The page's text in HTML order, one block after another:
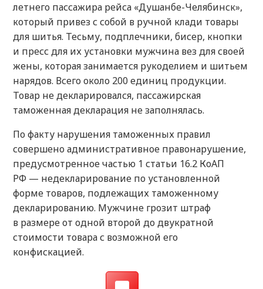
летнего пассажира рейса «Душанбе-Челябинск»,
который привез с собой в ручной клади товары
для шитья. Тесьму, подплечники, бисер, кнопки
и пресс для их установки мужчина вез для своей
жены, которая занимается рукоделием и шитьем
нарядов. Всего около 200 единиц продукции.
Товар не декларировался, пассажирская
таможенная декларация не заполнялась.
По факту нарушения таможенных правил
совершено административное правонарушение,
предусмотренное частью 1 статьи 16.2 КоАП
РФ — недекларирование по установленной
форме товаров, подлежащих таможенному
декларированию. Мужчине грозит штраф
в размере от одной второй до двукратной
стоимости товара с возможной его
конфискацией.